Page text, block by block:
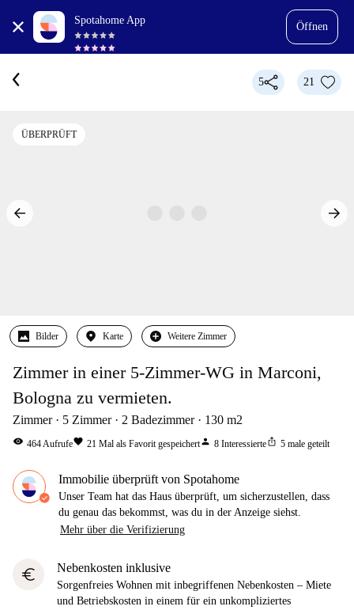
Spotahome App
Öffnen
5 21
ÜBERPRÜFT
Bilder Karte Weitere Zimmer
Zimmer in einer 5-Zimmer-WG in Marconi,
Bologna zu vermieten.
Zimmer 5 Zimmer 2 Badezimmer 130 m2
visibility 464Aufrufefavorite 21 Mal als Favorit gespeichertperson 8 Interessierteios_share 5 male geteilt
Immobilie überprüft von Spotahome
Unser Team hat das Haus überprüft, um sicherzustellen, dass
du genau das bekommst, was du in der Anzeige siehst.
Mehr über die Verifizierung
euro Nebenkosten inklusive
Sorgenfreies Wohnen mit inbegriffenen Nebenkosten – Miete
und Betriebskosten in einem für ein unkompliziertes